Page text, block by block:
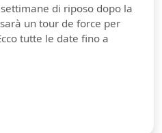
di riposo dopo la
un tour de force per
tutte le date fino a